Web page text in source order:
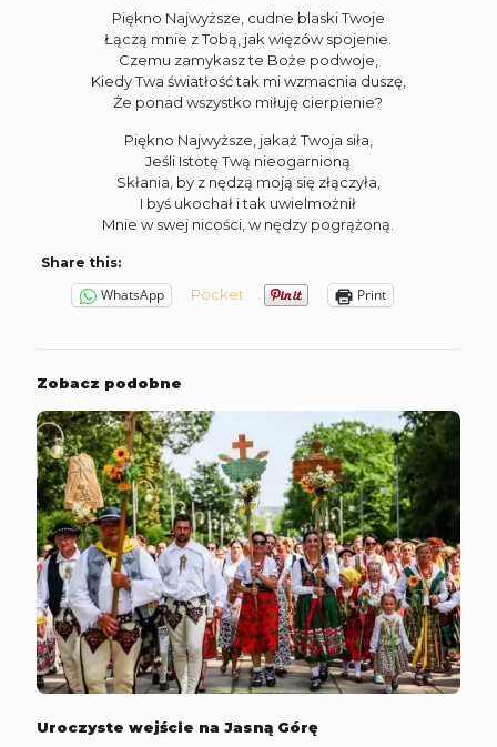
Piękno Najwyższe, cudne blaski Twoje
Łączą mnie z Tobą, jak więzów spojenie.
Czemu zamykasz te Boże podwoje,
Kiedy Twa światłość tak mi wzmacnia duszę,
Że ponad wszystko miłuję cierpienie?
Piękno Najwyższe, jakaż Twoja siła,
Jeśli Istotę Twą nieogarnioną
Skłania, by z nędzą moją się złączyła,
I byś ukochał i tak uwielmożnił
Mnie w swej nicości, w nędzy pogrążoną.
Share this:
WhatsApp Pocket Print
Zobacz podobne
Uroczyste wejście na Jasną Górę